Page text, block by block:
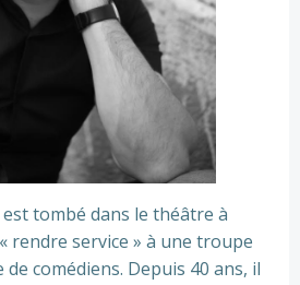
tombé dans le théâtre à
rendre service » à une troupe
comédiens. Depuis 40 ans, il